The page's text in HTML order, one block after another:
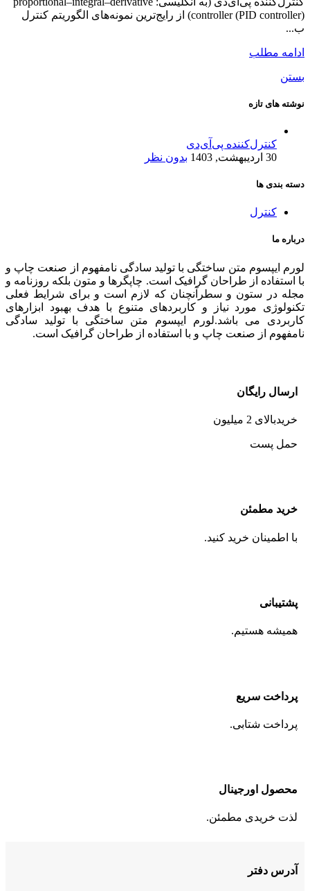
controller (PID controller)) از رایج‌ترین نمونه‌های الگوریتم کنترل
ب...
ادامه مطلب
بستن
نوشته های تازه
کنترل‌کننده پی‌آی‌دی
30 اردیبهشت, 1403
بدون نظر
دسته بندی ها
کنترل
درباره ما
لورم ایپسوم متن ساختگی با تولید سادگی نامفهوم از صنعت چاپ و
با استفاده از طراحان گرافیک است. چاپگرها و متون بلکه روزنامه و
مجله در ستون و سطرآنچنان که لازم است و برای شرایط فعلی
تکنولوژی مورد نیاز و کاربردهای متنوع با هدف بهبود ابزارهای
کاربردی می باشد.لورم ایپسوم متن ساختگی با تولید سادگی
نامفهوم از صنعت چاپ و با استفاده از طراحان گرافیک است.
ارسال رایگان
خریدبالای 2 میلیون
حمل پست
خرید مطمئن
با اطمینان خرید کنید.
پشتیبانی
همیشه هستیم.
پرداخت سریع
پرداخت شتابی.
محصول اورجینال
لذت خریدی مطمئن.
آدرس دفتر